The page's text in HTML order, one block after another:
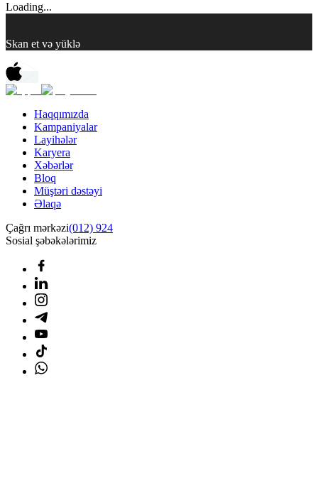
Loading...
Skan et və yüklə
Haqqımızda
Kampaniyalar
Layihələr
Karyera
Xəbərlər
Bloq
Müştəri dəstəyi
Əlaqə
Çağrı mərkəzi(012) 924
Sosial şəbəkələrimiz